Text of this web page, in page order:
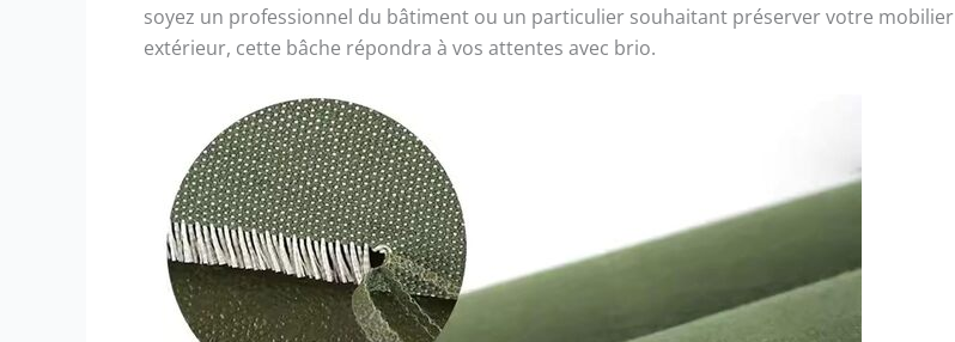
soyez un professionnel du bâtiment ou un particulier souhaitant préserver votre mobilier
extérieur, cette bâche répondra à vos attentes avec brio.